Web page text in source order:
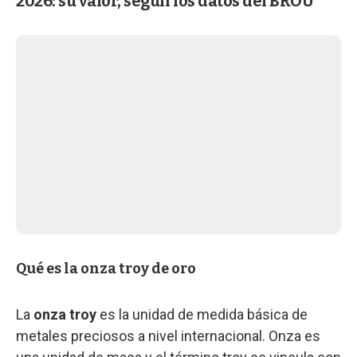
Qué es la onza troy de oro
La onza troy es la unidad de medida básica de
metales preciosos a nivel internacional. Onza es